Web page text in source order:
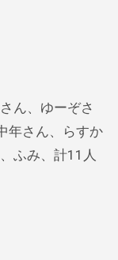
ん、ゆーぞさ
年さん、らすか
ふみ、計11人